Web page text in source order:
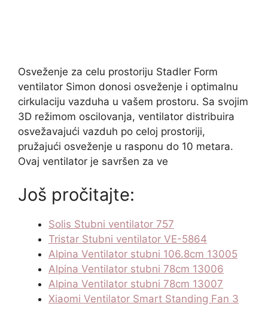
Osveženje za celu prostoriju Stadler Form
ventilator Simon donosi osveženje i optimalnu
cirkulaciju vazduha u vašem prostoru. Sa svojim
3D režimom oscilovanja, ventilator distribuira
osvežavajući vazduh po celoj prostoriji,
pružajući osveženje u rasponu do 10 metara.
Ovaj ventilator je savršen za ve
Još pročitajte:
Solis Stubni ventilator 757
Tristar Stubni ventilator VE-5864
Alpina Ventilator stubni 106.8cm 13005
Alpina Ventilator stubni 78cm 13006
Alpina Ventilator stubni 78cm 13007
Xiaomi Ventilator Smart Standing Fan 3